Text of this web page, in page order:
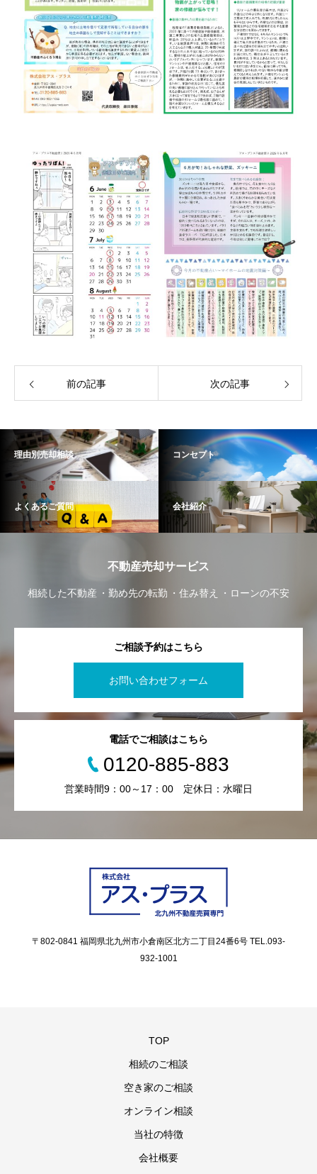
前の記事 次の記事
理由別売却相談 コンセプト
よくあるご質問 会社紹介
不動産売却サービス
相続した不動産 勤め先の転勤 住み替え ローンの不安
ご相談予約はこちら
お問い合わせフォーム
電話でご相談はこちら
0120-885-883
営業時間9：00～17：00 定休日：水曜日
〒802-0841 福岡県北九州市小倉南区北方二丁目24番6号 TEL.093-
932-1001
TOP
相続のご相談
空き家のご相談
オンライン相談
当社の特徴
会社概要